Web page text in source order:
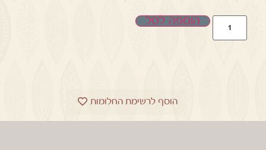
הוספה לסל
הוסף לרשימת החלומות